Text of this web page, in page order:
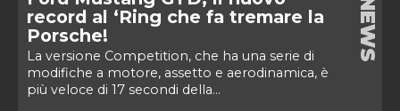
record al ‘Ring che fa tremare la
Porsche!
La versione Competition, che ha una serie di
modifiche a motore, assetto e aerodinamica, è
più veloce di 17 secondi della...
NEWS